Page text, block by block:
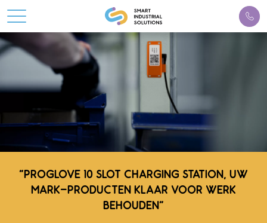
"PROGLOVE 10 SLOT CHARGING STATION, UW
MARK-PRODUCTEN KLAAR VOOR WERK
BEHOUDEN"